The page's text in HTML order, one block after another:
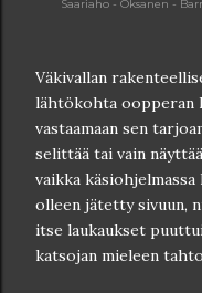
Saariaho - Oksanen -
Väkivallan
lähtökohta oopperan
vastaamaan sen
selittää tai vain
vaikka
olleen jätetty sivuun,
itse laukaukset
katsojan mieleen